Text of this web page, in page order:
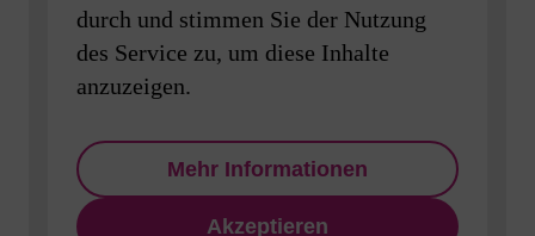
durch und stimmen Sie der Nutzung
des Service zu, um diese Inhalte
anzuzeigen.
Mehr Informationen
Akzeptieren